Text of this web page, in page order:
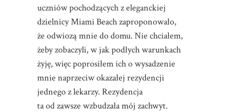
uczniów pochodzących z eleganckiej
dzielnicy Miami Beach zaproponowało,
że odwiozą mnie do domu. Nie chciałem,
żeby zobaczyli, w jak podłych warunkach
żyję, więc poprosiłem ich o wysadzenie
mnie naprzeciw okazałej rezydencji
jednego z lekarzy. Rezydencja
ta od zawsze wzbudzała mój zachwyt.